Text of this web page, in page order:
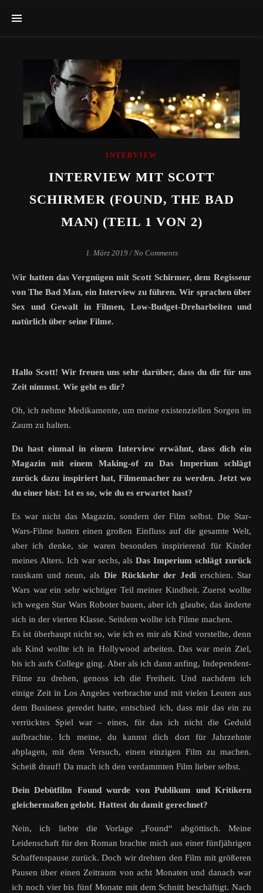
INTERVIEW
INTERVIEW MIT SCOTT
SCHIRMER (FOUND, THE BAD
MAN) (TEIL 1 VON 2)
1. März 2019 / No Comments
Wir hatten das Vergnügen mit Scott Schirmer, dem Regisseur
von The Bad Man, ein Interview zu führen. Wir sprachen über
Sex und Gewalt in Filmen, Low-Budget-Dreharbeiten und
natürlich über seine Filme.
Hallo Scott! Wir freuen uns sehr darüber, dass du dir für uns
Zeit nimmst. Wie geht es dir?
Oh, ich nehme Medikamente, um meine existenziellen Sorgen im
Zaum zu halten.
Du hast einmal in einem Interview erwähnt, dass dich ein
Magazin mit einem Making-of zu Das Imperium schlägt
zurück dazu inspiriert hat, Filmemacher zu werden. Jetzt wo
du einer bist: Ist es so, wie du es erwartet hast?
Es war nicht das Magazin, sondern der Film selbst. Die Star-
Wars-Filme hatten einen großen Einfluss auf die gesamte Welt,
aber ich denke, sie waren besonders inspirierend für Kinder
meines Alters. Ich war sechs, alsDas Imperium schlägt zurück
rauskam und neun, alsDie Rückkehr der Jedierschien. Star
Wars war ein sehr wichtiger Teil meiner Kindheit. Zuerst wollte
ich wegen Star Wars Roboter bauen, aber ich glaube, das änderte
sich in der vierten Klasse. Seitdem wollte ich Filme machen.
Es ist überhaupt nicht so, wie ich es mir als Kind vorstellte, denn
als Kind wollte ich in Hollywood arbeiten. Das war mein Ziel,
bis ich aufs College ging. Aber als ich dann anfing, Independent-
Filme zu drehen, genoss ich die Freiheit. Und nachdem ich
einige Zeit in Los Angeles verbrachte und mit vielen Leuten aus
dem Business geredet hatte, entschied ich, dass mir das ein zu
verrücktes Spiel war – eines, für das ich nicht die Geduld
aufbrachte. Ich meine, du kannst dich dort für Jahrzehnte
abplagen, mit dem Versuch, einen einzigen Film zu machen.
Scheiß drauf! Da mach ich den verdammten Film lieber selbst.
Dein Debütfilm Found wurde von Publikum und Kritikern
gleichermaßen gelobt. Hattest du damit gerechnet?
Nein, ich liebte die Vorlage „Found“ abgöttisch. Meine
Leidenschaft für den Roman brachte mich aus einer fünfjährigen
Schaffenspause zurück. Doch wir drehten den Film mit größeren
Pausen über einen Zeitraum von acht Monaten und danach war
ich noch vier bis fünf Monate mit dem Schnitt beschäftigt. Nach